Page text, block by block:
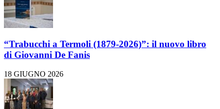
“Trabucchi a Termoli (1879-2026)”: il nuovo libro
di Giovanni De Fanis
18 GIUGNO 2026